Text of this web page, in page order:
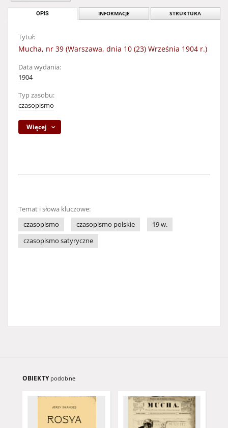
OPIS INFORMACJE STRUKTURA
Tytuł:
Mucha, nr 39 (Warszawa, dnia 10 (23) Września 1904 r.)
Data wydania:
1904
Typ zasobu:
czasopismo
Więcej
Temat i słowa kluczowe:
czasopismo
czasopismo polskie
19 w.
czasopismo satyryczne
OBIEKTY podobne